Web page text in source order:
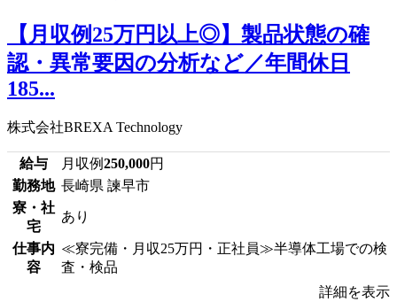
【月収例25万円以上◎】製品状態の確
認・異常要因の分析など／年間休日
185...
株式会社BREXA Technology
給与 月収例250,000円
勤務地 長崎県 諫早市
寮・社
宅
あり
仕事内
容
≪寮完備・月収25万円・正社員≫半導体工場での検
査・検品
詳細を表示